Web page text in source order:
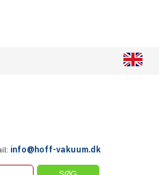
​
info@hoff-vakuum.dk